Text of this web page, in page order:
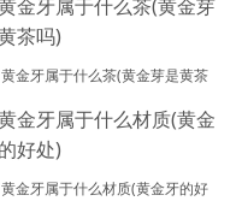
黄金牙属于什么茶(黄金芽是黄茶
黄金牙属于什么材质(黄金牙的好